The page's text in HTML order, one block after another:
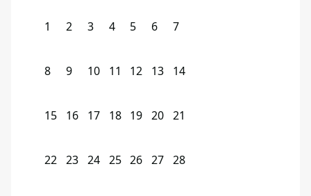
1 2 3 4 5 6 7
8 9 10 11 12 13 14
15 16 17 18 19 20 21
22 23 24 25 26 27 28